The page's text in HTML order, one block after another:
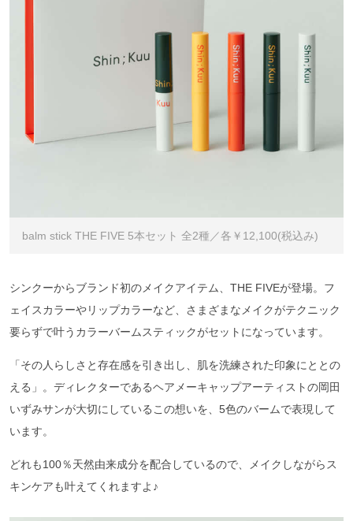
balm stick THE FIVE 5本セット 全2種／各￥12,100(税込み)
シンクーからブランド初のメイクアイテム、THE FIVEが登場。フ
ェイスカラーやリップカラーなど、さまざまなメイクがテクニック
要らずで叶うカラーバームスティックがセットになっています。
「その人らしさと存在感を引き出し、肌を洗練された印象にととの
える」。ディレクターであるヘアメーキャップアーティストの岡田
いずみサンが大切にしているこの想いを、5色のバームで表現して
います。
どれも100％天然由来成分を配合しているので、メイクしながらス
キンケアも叶えてくれますよ♪